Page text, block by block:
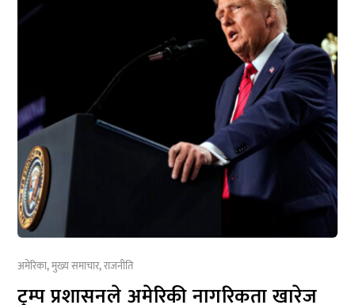
अमेरिका,मुख्य समाचार,राजनीति
ट्रम्प प्रशासनले अमेरिकी नागरिकता खारेज